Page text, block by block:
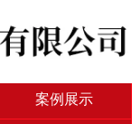
案例展示